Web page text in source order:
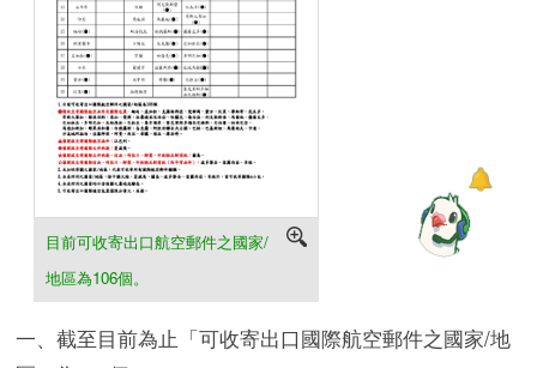
目前可收寄出口航空郵件之國家/
地區為106個。
一、截至目前為止「可收寄出口國際航空郵件之國家/地